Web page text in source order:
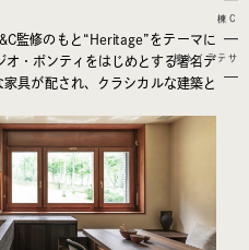
監修のもと“Heritage”をテーマに
・ポンティをはじめとする著名デ
具が配され、クラシカルな建築と
C棟
サテライト棟